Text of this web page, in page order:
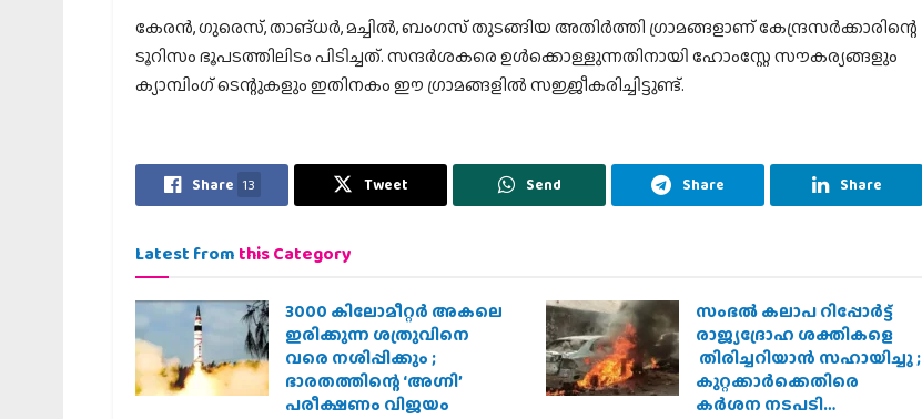
കേരന്‍, ഗുരെസ്, താങ്ധര്‍, മച്ചില്‍, ബംഗസ് തുടങ്ങിയ അതിര്‍ത്തി ഗ്രാമങ്ങളാണ് കേന്ദ്രസര്‍ക്കാരിന്റെ
ടൂറിസം ഭൂപടത്തിലിടം പിടിച്ചത്. സന്ദര്‍ശകരെ ഉള്‍ക്കൊള്ളുന്നതിനായി ഹോംസ്റ്റേ സൗകര്യങ്ങളും
ക്യാമ്പിംഗ് ടെന്റുകളും ഇതിനകം ഈ ഗ്രാമങ്ങളില്‍ സജ്ജീകരിച്ചിട്ടുണ്ട്.
Share 13 Tweet Send Share Share
Latest from this Category
3000 കിലോമീറ്റർ അകലെ
ഇരിക്കുന്ന ശത്രുവിനെ
വരെ നശിപ്പിക്കും ;
ഭാരതത്തിന്റെ ‘അഗ്നി’
പരീക്ഷണം വിജയം
സംഭൽ കലാപ റിപ്പോർട്ട്
രാജ്യദ്രോഹ ശക്തികളെ
തിരിച്ചറിയാൻ സഹായിച്ചു ;
കുറ്റക്കാർക്കെതിരെ
കർശന നടപടി